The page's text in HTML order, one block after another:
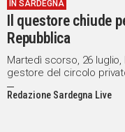
IN SARDEGNA
Il questore chiude
Repubblica
Martedì scorso, 26
gestore del circolo
Redazione Sardegna Live